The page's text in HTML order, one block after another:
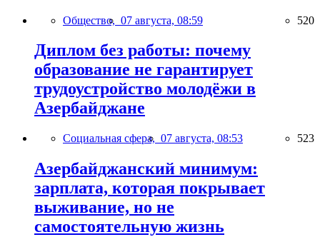
Общество, 07 августа, 08:59 520
Диплом без работы: почему
образование не гарантирует
трудоустройство молодёжи в
Азербайджане
Социальная сфера, 07 августа, 08:53 523
Азербайджанский минимум:
зарплата, которая покрывает
выживание, но не
самостоятельную жизнь